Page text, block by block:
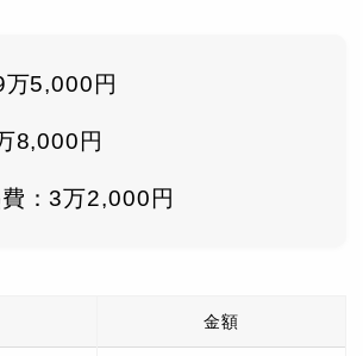
5,000円
8,000円
：3万2,000円
金額